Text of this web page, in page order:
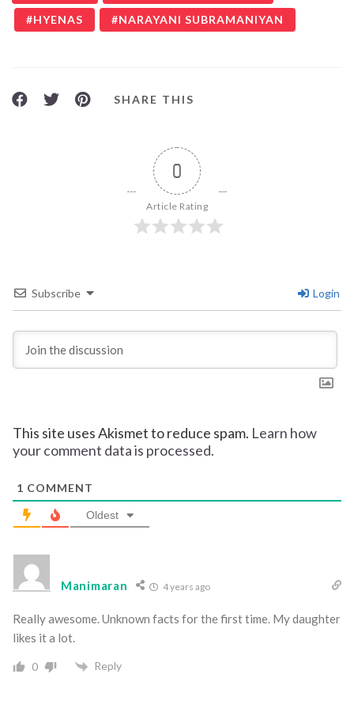
HYENAS NARAYANI SUBRAMANIYAN
SHARE THIS
0
Article Rating
Subscribe Login
This site uses Akismet to reduce spam. Learn how
your comment data is processed.
1 COMMENT
Oldest
Manimaran 4 years ago
Really awesome. Unknown facts for the first time. My daughter
likes it a lot.
0 Reply